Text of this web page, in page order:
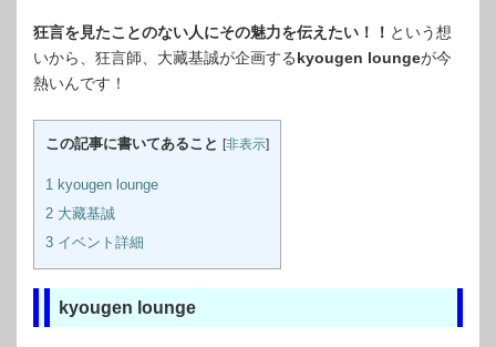
狂言を見たことのない人にその魅力を伝えたい！！ という想
いから、狂言師、大藏基誠が企画するkyougen loungeが今
熱いんです！
この記事に書いてあること [非表示]
1 kyougen lounge
2 大藏基誠
3 イベント詳細
kyougen lounge